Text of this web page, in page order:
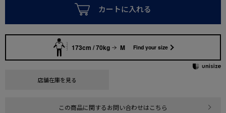
カートに入れる
173cm / 70kg M Find your size
店舗在庫を見る
この商品に関するお問い合わせはこちら